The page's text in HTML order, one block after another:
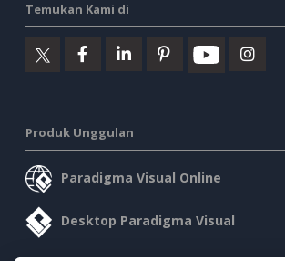
Temukan Kami di
Produk Unggulan
Paradigma Visual Online
Desktop Paradigma Visual